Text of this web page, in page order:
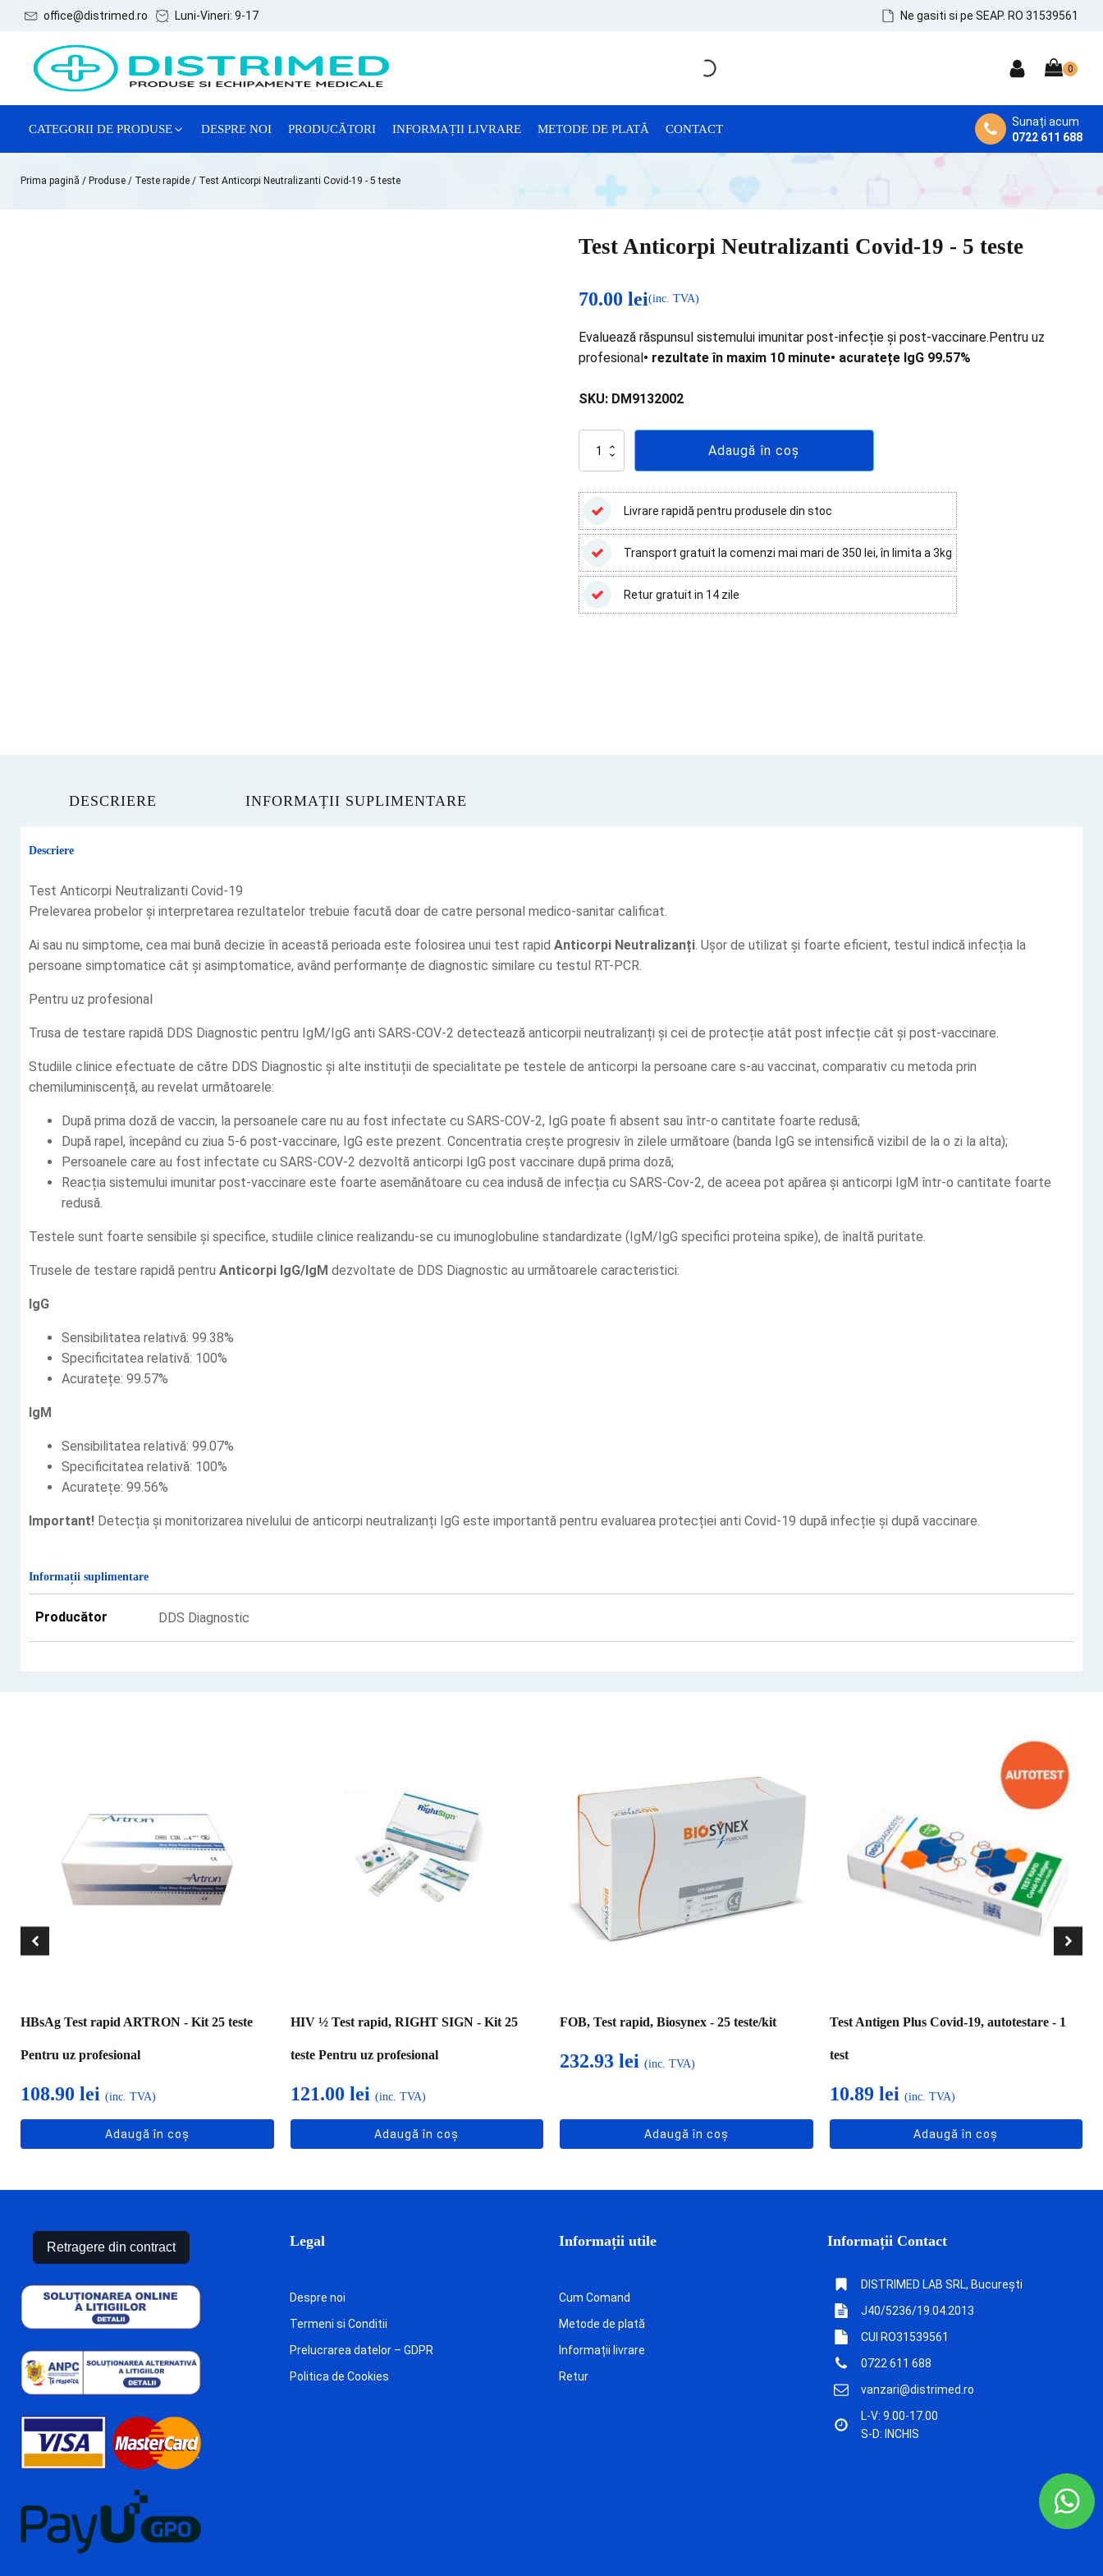
office@distrimed.ro Luni-Vineri: 9-17 Ne gasiti si pe SEAP. RO 31539561
CATEGORII DE PRODUSE
ACE, SERINGI ȘI ACCESORII
CONSUMABILE GENERALE
CONSUMABILE LABORATOR
Anatomie Patologică
DEZINFECTANȚI MEDICALI
Dezinfectanți de Mâini, Piele și Tegumente
Dezinfectanți Instrumentar
DESPRE NOI PRODUCĂTORI INFORMAȚII LIVRARE METODE DE PLATĂ CONTACT
Sunați acum
0722 611 688
Prima pagină / Produse / Teste rapide / Test Anticorpi Neutralizanti Covid-19 - 5 teste
Test Anticorpi Neutralizanti Covid-19 - 5 teste
70.00 lei(inc. TVA)
Evaluează răspunsul sistemului imunitar post-infecție și post-vaccinare.Pentru uz
profesional• rezultate în maxim 10 minute• acuratețe IgG 99.57%
SKU: DM9132002
Cantitate
Anticorpi
Neutralizanti
Covid-
19
-
5
teste
Adaugă în coș
Livrare rapidă pentru produsele din stoc
Transport gratuit la comenzi mai mari de 350 lei, în limita a 3kg
Retur gratuit in 14 zile
DESCRIERE INFORMAȚII SUPLIMENTARE
Descriere
Test Anticorpi Neutralizanti Covid-19
Prelevarea probelor și interpretarea rezultatelor trebuie facută doar de catre personal medico-sanitar calificat.
Ai sau nu simptome, cea mai bună decizie în această perioada este folosirea unui test rapid Anticorpi Neutralizanți. Ușor de utilizat și foarte eficient, testul indică infecția la
persoane simptomatice cât și asimptomatice, având performanțe de diagnostic similare cu testul RT-PCR.
Pentru uz profesional
Trusa de testare rapidă DDS Diagnostic pentru IgM/IgG anti SARS-COV-2 detectează anticorpii neutralizanți și cei de protecție atât post infecție cât și post-vaccinare.
Studiile clinice efectuate de către DDS Diagnostic și alte instituții de specialitate pe testele de anticorpi la persoane care s-au vaccinat, comparativ cu metoda prin
chemiluminiscență, au revelat următoarele:
După prima doză de vaccin, la persoanele care nu au fost infectate cu SARS-COV-2, IgG poate fi absent sau într-o cantitate foarte redusă;
După rapel, începând cu ziua 5-6 post-vaccinare, IgG este prezent. Concentratia crește progresiv în zilele următoare (banda IgG se intensifică vizibil de la o zi la alta);
Persoanele care au fost infectate cu SARS-COV-2 dezvoltă anticorpi IgG post vaccinare după prima doză;
Reacția sistemului imunitar post-vaccinare este foarte asemănătoare cu cea indusă de infecția cu SARS-Cov-2, de aceea pot apărea și anticorpi IgM într-o cantitate foarte
redusă.
Testele sunt foarte sensibile și specifice, studiile clinice realizandu-se cu imunoglobuline standardizate (IgM/IgG specifici proteina spike), de înaltă puritate.
Trusele de testare rapidă pentru Anticorpi IgG/IgM dezvoltate de DDS Diagnostic au următoarele caracteristici:
IgG
Sensibilitatea relativă: 99.38%
Specificitatea relativă: 100%
Acuratețe: 99.57%
IgM
Sensibilitatea relativă: 99.07%
Specificitatea relativă: 100%
Acuratețe: 99.56%
Important! Detecția și monitorizarea nivelului de anticorpi neutralizanți IgG este importantă pentru evaluarea protecției anti Covid-19 după infecție și după vaccinare.
Informații suplimentare
Producător DDS Diagnostic
HBsAg Test rapid ARTRON - Kit 25 teste
Pentru uz profesional
108.90 lei (inc. TVA)
Adaugă în coș
HIV ½ Test rapid, RIGHT SIGN - Kit 25
teste Pentru uz profesional
121.00 lei (inc. TVA)
Adaugă în coș
FOB, Test rapid, Biosynex - 25 teste/kit
232.93 lei (inc. TVA)
Adaugă în coș
Test Antigen Plus Covid-19, autotestare - 1
test
10.89 lei (inc. TVA)
Adaugă în coș
Retragere din contract Legal
Despre noi
Termeni si Conditii
Prelucrarea datelor – GDPR
Politica de Cookies
Informații utile
Cum Comand
Metode de plată
Informații livrare
Retur
Informații Contact
DISTRIMED LAB SRL, București
J40/5236/19.04.2013
CUI RO31539561
0722 611 688
vanzari@distrimed.ro
L-V: 9.00-17.00
S-D: INCHIS